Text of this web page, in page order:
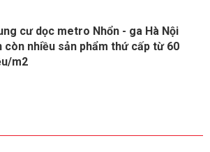
cư dọc metro Nhổn - ga Hà Nội
còn nhiều sản phẩm thứ cấp từ 60
m2